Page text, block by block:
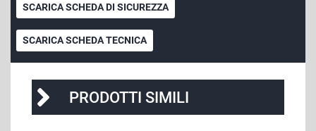
SCARICA SCHEDA DI SICUREZZA
SCARICA SCHEDA TECNICA
PRODOTTI SIMILI